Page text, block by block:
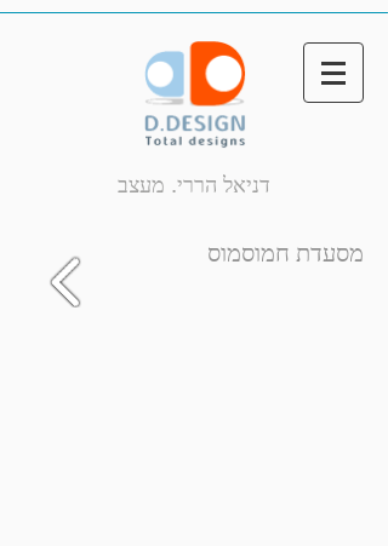
דניאל הררי. מעצב
מסעדת חמוסמוס